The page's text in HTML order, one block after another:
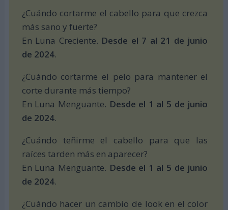
¿Cuándo cortarme el cabello para que crezca
más sano y fuerte?
En Luna Creciente. Desde el 7 al 21 de junio
de 2024.
¿Cuándo cortarme el pelo para mantener el
corte durante más tiempo?
En Luna Menguante. Desde el 1 al 5 de junio
de 2024.
¿Cuándo teñirme el cabello para que las
raíces tarden más en aparecer?
En Luna Menguante. Desde el 1 al 5 de junio
de 2024.
¿Cuándo hacer un cambio de look en el color